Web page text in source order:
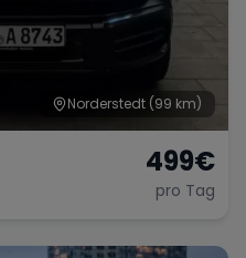
Norderstedt (99 km)
499€
pro Tag